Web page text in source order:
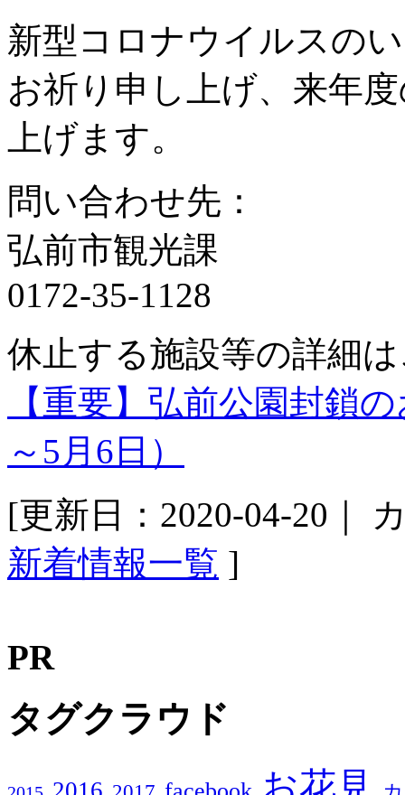
新型コロナウイルスの
お祈り申し上げ、来年
上げます。
問い合わせ先：
弘前市観光課
0172-35-1128
休止する施設等の詳細
【重要】弘前公園封鎖
～5月6日）
[更新日：2020-04-20｜
新着情報一覧 ]
PR
タグクラウド
お花見